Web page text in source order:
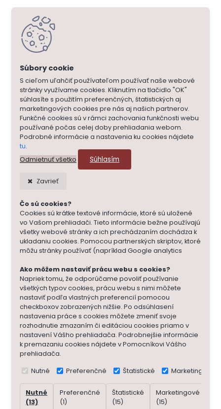
S cieľom uľahčiť používateľom používať naše webové
stránky využívame cookies. Kliknutím na tlačidlo "OK"
súhlasíte s použitím preferenčných, štatistických aj
marketingových cookies pre nás aj našich partnerov.
Funkčné cookies sú v rámci zachovania funkčnosti webu
používané počas celej doby prehliadania webom.
Podrobné informácie a nastavenia ku cookies nájdete
tu.
Odmietnuť všetko
Súhlasím
Zavrieť
Čo sú cookies?
Cookies sú krátke textové informácie, ktoré sú uložené
vo Vašom prehliadači. Tieto informácie bežne používajú
všetky webové stránky a ich prechádzaním dochádza k
ukladaniu cookies. Pomocou partnerských skriptov, ktoré
môžu stránky používať (napríklad Google analytics
Ako môžem nastaviť prácu webu s cookies?
Napriek tomu, že odporúčame povoliť používanie
všetkých typov cookies, prácu webu s nimi môžete
nastaviť podľa vlastných preferencií pomocou
checkboxov zobrazených nižšie. Po odsúhlasení
nastavenia práce s cookies môžete zmeniť svoje
rozhodnutie zmazaním či editáciou cookies priamo v
nastavení Vášho prehliadača. Podrobnejšie informácie
k premazaniu cookies nájdete v Pomocníkovi Vášho
prehliadača.
Nutné Preferenčné Štatistické Marketingové
Nutné
(13)
Preferenčné
(1)
Štatistické
(15)
Marketingové
(15)